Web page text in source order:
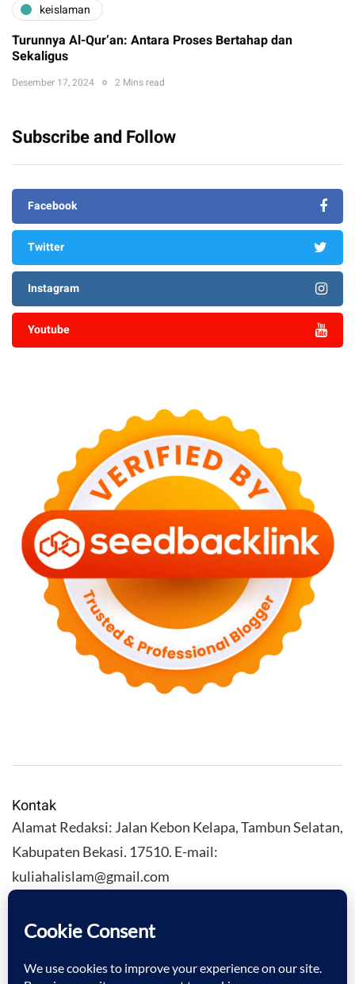
keislaman
Turunnya Al-Qur’an: Antara Proses Bertahap dan
Sekaligus
Desember 17, 2024 2 Mins read
Subscribe and Follow
Facebook
Twitter
Instagram
Youtube
Kontak
Alamat Redaksi: Jalan Kebon Kelapa, Tambun Selatan,
Kabupaten Bekasi. 17510. E-mail:
kuliahalislam@gmail.com